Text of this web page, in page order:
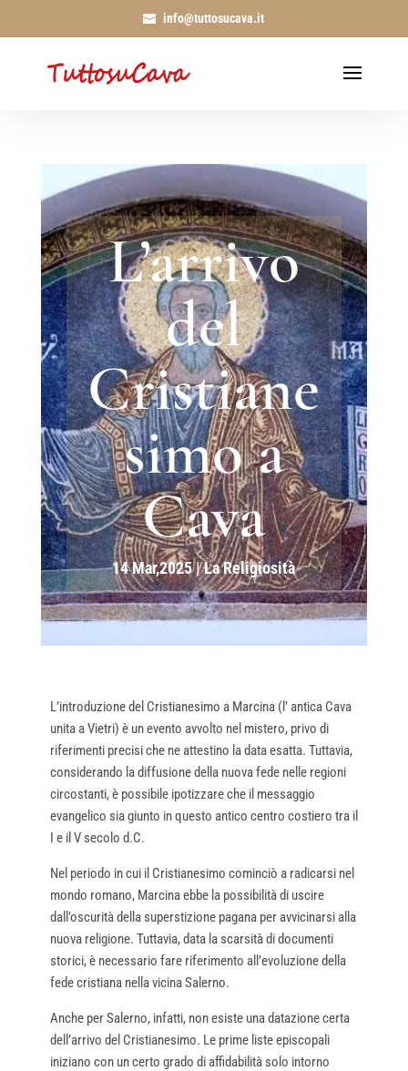
info@tuttosucava.it
L’arrivo
del
Cristiane
simo a
Cava
14 Mar,2025|La Religiosità
L’introduzione del Cristianesimo a Marcina (l’ antica Cava
unita a Vietri) è un evento avvolto nel mistero, privo di
riferimenti precisi che ne attestino la data esatta. Tuttavia,
considerando la diffusione della nuova fede nelle regioni
circostanti, è possibile ipotizzare che il messaggio
evangelico sia giunto in questo antico centro costiero tra il
I e il V secolo d.C.
Nel periodo in cui il Cristianesimo cominciò a radicarsi nel
mondo romano, Marcina ebbe la possibilità di uscire
dall’oscurità della superstizione pagana per avvicinarsi alla
nuova religione. Tuttavia, data la scarsità di documenti
storici, è necessario fare riferimento all’evoluzione della
fede cristiana nella vicina Salerno.
Anche per Salerno, infatti, non esiste una datazione certa
dell’arrivo del Cristianesimo. Le prime liste episcopali
iniziano con un certo grado di affidabilità solo intorno